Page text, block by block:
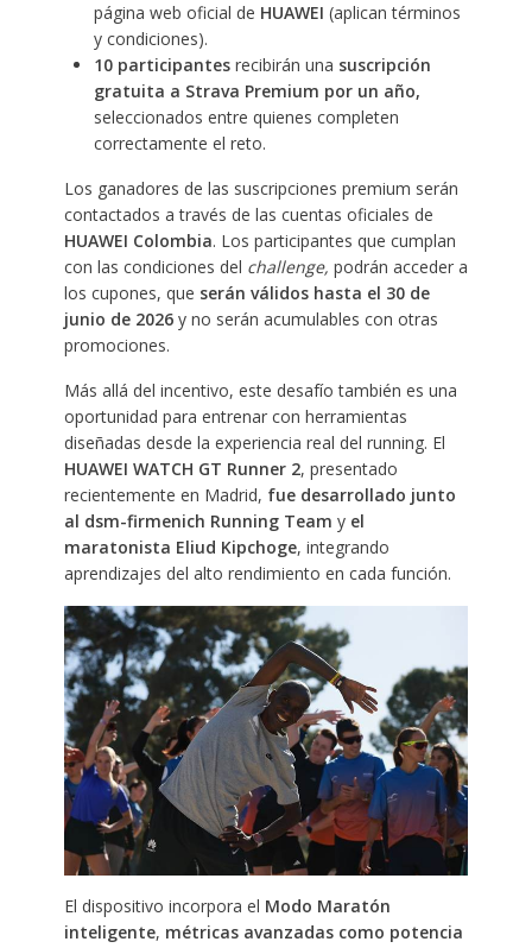
página web oficial de HUAWEI (aplican términos
y condiciones).
10 participantesrecibirán una suscripción
gratuita a Strava Premium por un año,
seleccionados entre quienes completen
correctamente el reto.
Los ganadores de las suscripciones premium serán
contactados a través de las cuentas oficiales de
HUAWEI Colombia. Los participantes que cumplan
con las condiciones del challenge, podrán acceder a
los cupones, que serán válidos hasta el 30 de
junio de 2026y no serán acumulables con otras
promociones.
Más allá del incentivo, este desafío también es una
oportunidad para entrenar con herramientas
diseñadas desde la experiencia real del running. El
HUAWEI WATCH GT Runner 2, presentado
recientemente en Madrid, fue desarrollado junto
al dsm-firmenich Running Team y el
maratonista Eliud Kipchoge, integrando
aprendizajes del alto rendimiento en cada función.
El dispositivo incorpora el Modo Maratón
inteligente, métricas avanzadas como potencia